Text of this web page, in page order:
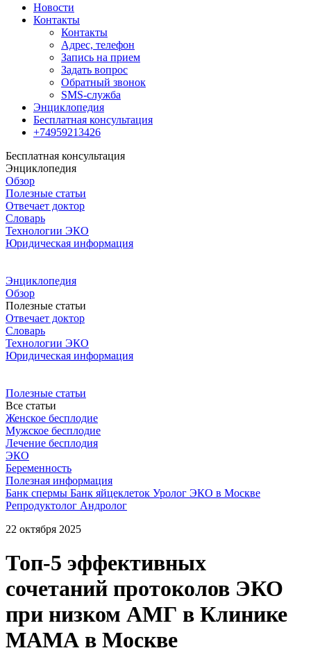
Новости
Контакты
Контакты
Адрес, телефон
Запись на прием
Задать вопрос
Обратный звонок
SMS-служба
Энциклопедия
Бесплатная консультация
+74959213426
Бесплатная консультация
Энциклопедия
Обзор
Полезные статьи
Отвечает доктор
Словарь
Технологии ЭКО
Юридическая информация
Энциклопедия
Обзор
Полезные статьи
Отвечает доктор
Словарь
Технологии ЭКО
Юридическая информация
Полезные статьи
Все статьи
Женское бесплодие
Мужское бесплодие
Лечение бесплодия
ЭКО
Беременность
Полезная информация
Банк спермы Банк яйцеклеток Уролог ЭКО в Москве
Репродуктолог Андролог
22 октября 2025
Топ-5 эффективных
сочетаний протоколов ЭКО
при низком АМГ в Клинике
МАМА в Москве